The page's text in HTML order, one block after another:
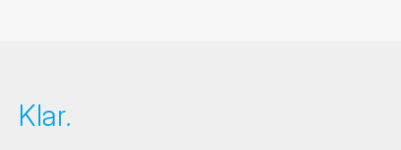
Klar.